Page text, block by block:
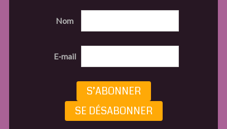
Nom
E-mail
S’ABONNER
SE DÉSABONNER